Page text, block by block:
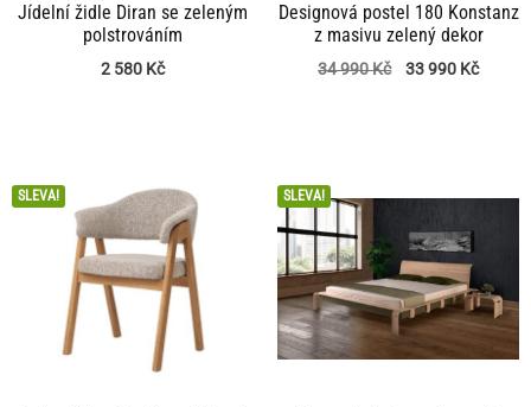
Jídelní židle Diran se zeleným
polstrováním
2 580 Kč
Designová postel 180 Konstanz
z masivu zelený dekor
34 990Kč 33 990 Kč
SLEVA! SLEVA!